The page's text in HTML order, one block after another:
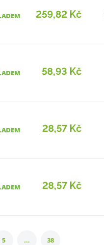
259,82 Kč
58,93 Kč
28,57 Kč
28,57 Kč
5 ... 38